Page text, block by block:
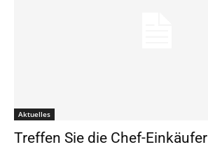
Aktuelles
Treffen Sie die Chef-